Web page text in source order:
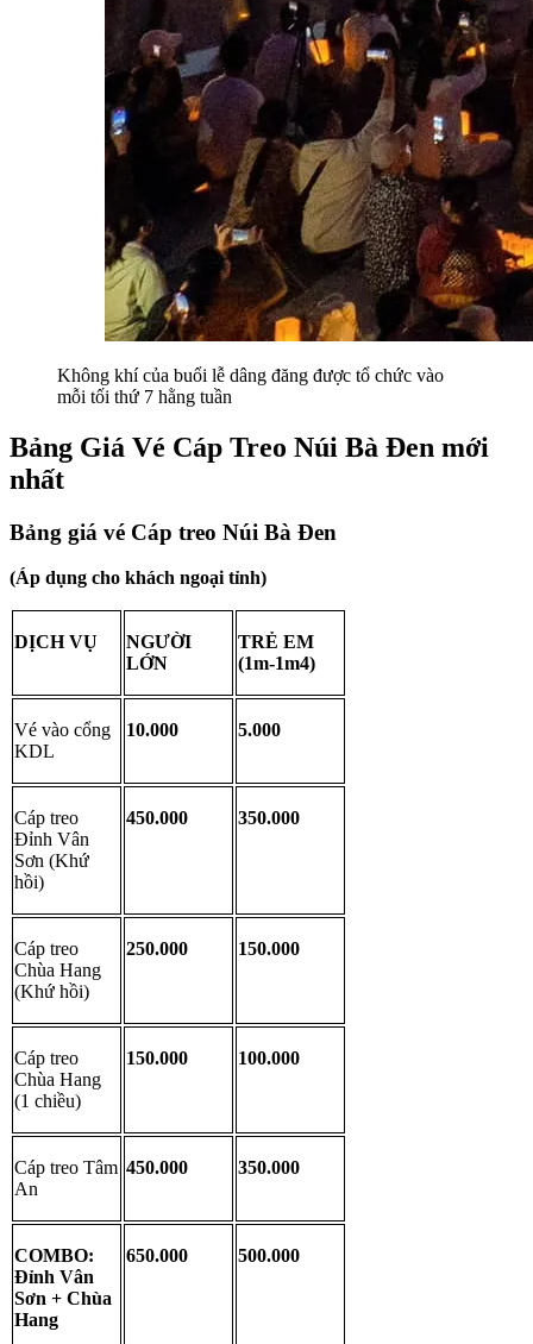
Không khí của buổi lễ dâng đăng được tổ chức vào
mỗi tối thứ 7 hằng tuần
Bảng Giá Vé Cáp Treo Núi Bà Đen mới
nhất
Bảng giá vé Cáp treo Núi Bà Đen
(Áp dụng cho khách ngoại tỉnh)
DỊCH VỤ
NGƯỜI
LỚN
TRẺ EM
(1m-1m4)
Vé vào cổng
KDL
10.000 5.000
Cáp treo
Đỉnh Vân
Sơn (Khứ
hồi)
450.000 350.000
Cáp treo
Chùa Hang
(Khứ hồi)
250.000 150.000
Cáp treo
Chùa Hang
(1 chiều)
150.000 100.000
Cáp treo Tâm
An
450.000 350.000
COMBO:
Đỉnh Vân
Sơn + Chùa
Hang
650.000 500.000